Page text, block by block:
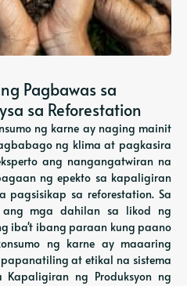
Pagbawas sa
sa Reforestation
ng karne ay naging mainit
ng klima at pagkasira
ang nangangatwiran na
ng epekto sa kapaligiran
pagsisikap sa reforestation. Sa
mga dahilan sa likod ng
iba't ibang paraan kung paano
ng karne ay maaaring
at etikal na sistema
ng Produksyon ng